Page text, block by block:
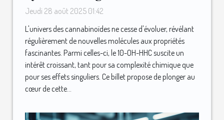
ressentis
Jeudi 28 août 2025 01:42
L'univers des cannabinoïdes ne cesse d'évoluer, révélant
régulièrement de nouvelles molécules aux propriétés
fascinantes. Parmi celles-ci, le 10-OH-HHC suscite un
intérêt croissant, tant pour sa complexité chimique que
pour ses effets singuliers. Ce billet propose de plonger au
cœur de cette...